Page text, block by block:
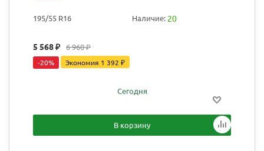
195/55 R16 Наличие: 20
5 568₽ 6 960₽
-20% Экономия 1 392 ₽
Сегодня
В корзину